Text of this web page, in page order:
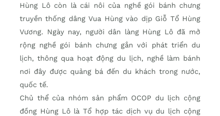
Hùng Lô còn là cái nôi của nghề gói bánh chưng
truyền thống dâng Vua Hùng vào dịp Giỗ Tổ Hùng
Vương. Ngày nay, người dân làng Hùng Lô đã mở
rộng nghề gói bánh chưng gắn với phát triển du
lịch, thông qua hoạt động du lịch, nghề làm bánh
nơi đây được quảng bá đến du khách trong nước,
quốc tế.
Chủ thể của nhóm sản phẩm OCOP du lịch cộng
đồng Hùng Lô là Tổ hợp tác dịch vụ du lịch cộng